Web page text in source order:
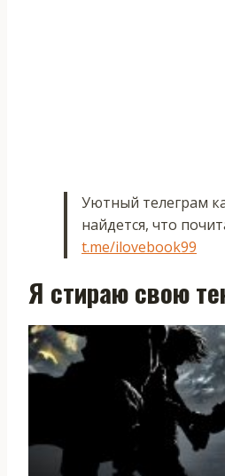
Уютный телеграм
найдется, что
t.me/ilovebook99
Я стираю свою